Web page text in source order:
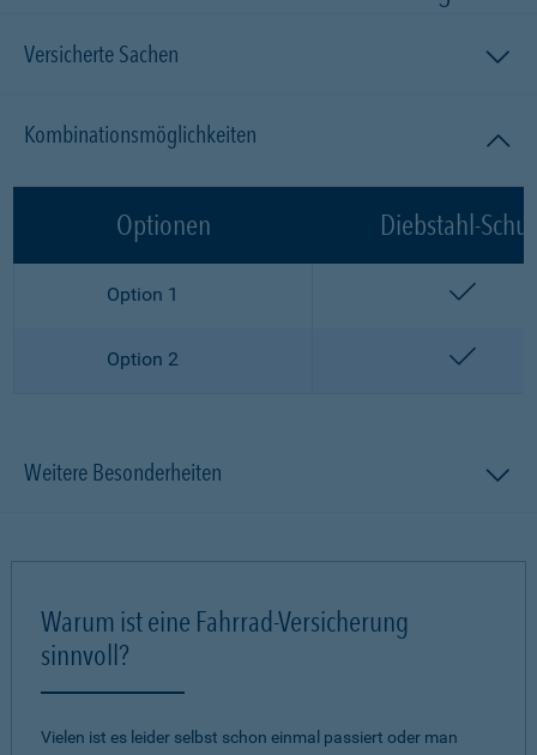
Versicherte Sachen
Kombinationsmöglichkeiten
Optionen Diebstahl-
Option 1
Option 2
Weitere Besonderheiten
Warum ist eine Fahrrad-Versicherung
sinnvoll?
Vielen ist es leider selbst schon einmal passiert oder man